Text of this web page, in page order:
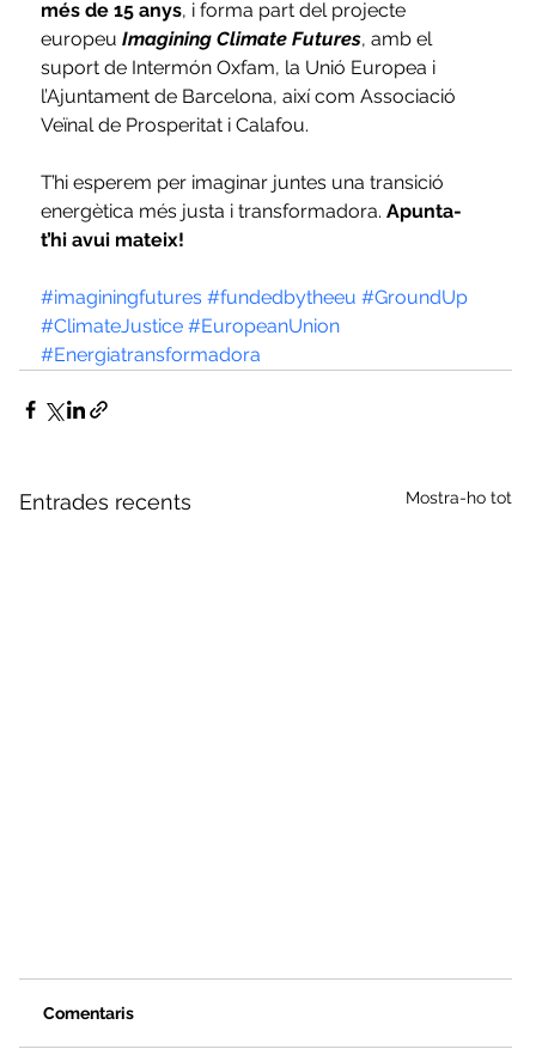
més de 15 anys, i forma part del projecte
europeu Imagining Climate Futures, amb el
suport de Intermón Oxfam, la Unió Europea i
l’Ajuntament de Barcelona, així com Associació
Veïnal de Prosperitat i Calafou.
T’hi esperem per imaginar juntes una transició
energètica més justa i transformadora. Apunta-
t’hi avui mateix!
#imaginingfutures #fundedbytheeu #GroundUp
#ClimateJustice #EuropeanUnion
#Energiatransformadora
Entrades recents Mostra-ho tot
Comentaris